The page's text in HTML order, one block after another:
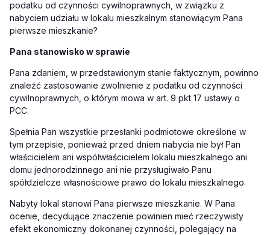
podatku od czynności cywilnoprawnych, w związku z
nabyciem udziału w lokalu mieszkalnym stanowiącym Pana
pierwsze mieszkanie?
Pana stanowisko w sprawie
Pana zdaniem, w przedstawionym stanie faktycznym, powinno
znaleźć zastosowanie zwolnienie z podatku od czynności
cywilnoprawnych, o którym mowa w art. 9 pkt 17 ustawy o
PCC.
Spełnia Pan wszystkie przesłanki podmiotowe określone w
tym przepisie, ponieważ przed dniem nabycia nie był Pan
właścicielem ani współwłaścicielem lokalu mieszkalnego ani
domu jednorodzinnego ani nie przysługiwało Panu
spółdzielcze własnościowe prawo do lokalu mieszkalnego.
Nabyty lokal stanowi Pana pierwsze mieszkanie. W Pana
ocenie, decydujące znaczenie powinien mieć rzeczywisty
efekt ekonomiczny dokonanej czynności, polegający na